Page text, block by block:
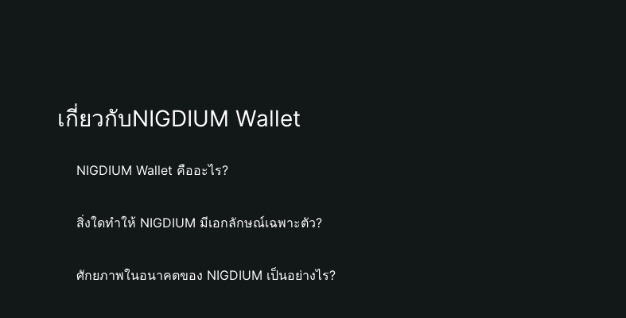
เกี่ยวกับNIGDIUM Wallet
NIGDIUM Wallet คืออะไร?
สิ่งใดทำให้ NIGDIUM มีเอกลักษณ์เฉพาะตัว?
ศักยภาพในอนาคตของ NIGDIUM เป็นอย่างไร?